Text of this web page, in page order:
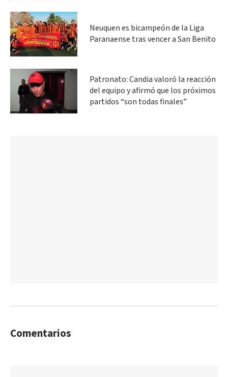
Neuquen es bicampeón de la Liga
Paranaense tras vencer a San Benito
Patronato: Candia valoró la reacción
del equipo y afirmó que los próximos
partidos “son todas finales”
Comentarios